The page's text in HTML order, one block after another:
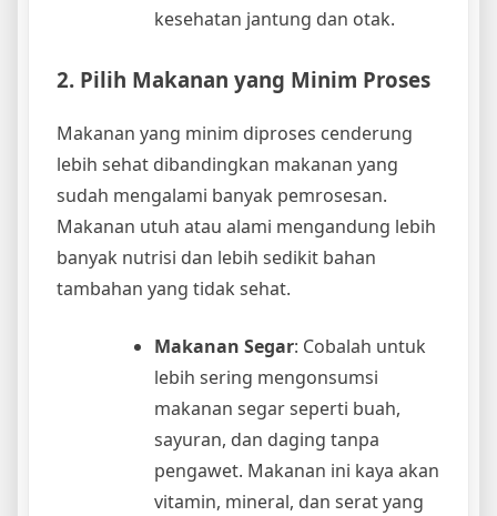
kesehatan jantung dan otak.
2. Pilih Makanan yang Minim Proses
Makanan yang minim diproses cenderung
lebih sehat dibandingkan makanan yang
sudah mengalami banyak pemrosesan.
Makanan utuh atau alami mengandung lebih
banyak nutrisi dan lebih sedikit bahan
tambahan yang tidak sehat.
Makanan Segar: Cobalah untuk
lebih sering mengonsumsi
makanan segar seperti buah,
sayuran, dan daging tanpa
pengawet. Makanan ini kaya akan
vitamin, mineral, dan serat yang